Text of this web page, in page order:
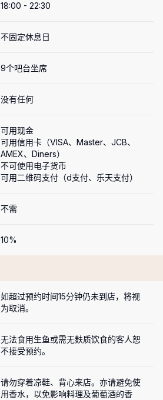
18:00 - 22:30
不固定休息日
9个吧台坐席
没有任何
可用现金
可用信用卡（VISA、Master、JCB、
AMEX、Diners）
不可使用电子货币
可用二维码支付（d支付、乐天支付）
不需
10%
如超过预约时间15分钟仍未到店，将视
为取消。
无法食用生鱼或需无麸质饮食的客人恕
不接受预约。
请勿穿着凉鞋、背心来店。亦请避免使
用香水，以免影响料理及葡萄酒的香